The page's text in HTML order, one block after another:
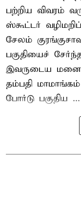
பற்றிய விவரம்
ஸ்கூட்டர்
சேலம்
பகுதியைச்
இவருடைய
தம்பதி
போர்டு பகுதிய ...